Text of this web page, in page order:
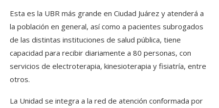
Esta es la UBR más grande en Ciudad Juárez y atenderá a
la población en general, así como a pacientes subrogados
de las distintas instituciones de salud pública, tiene
capacidad para recibir diariamente a 80 personas, con
servicios de electroterapia, kinesioterapia y fisiatría, entre
otros.
La Unidad se integra a la red de atención conformada por